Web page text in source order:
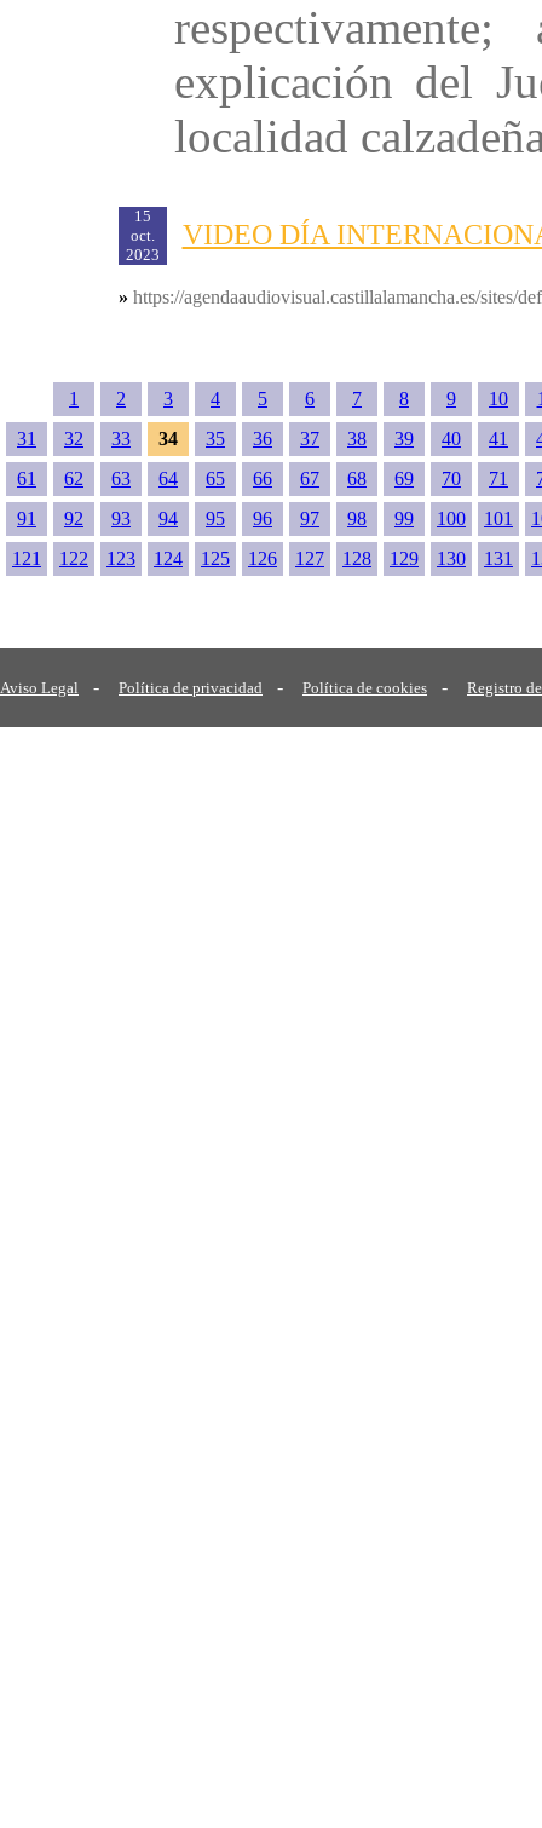
explicación del
localidad
15
oct.
2023
VIDEO DÍA
» https://agendaaudiovisual.castillalamancha.es/sites/
1 2 3 4 5 6 7 8 9 10
31
32 33 34 35 36 37 38 39 40 41
61
62 63 64 65 66 67 68 69 70 71
91
92 93 94 95 96 97 98 99 100 101
121
122 123 124 125 126 127 128 129 130 131
Aviso Legal - Política de privacidad - Política de cookies - Registro